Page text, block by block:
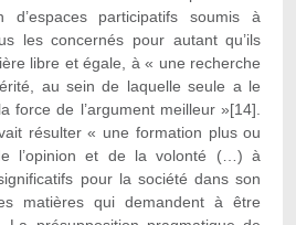
d’espaces participatifs soumis à
les concernés pour autant qu’ils
libre et égale, à « une recherche
au sein de laquelle seule a le
force de l’argument meilleur »[14].
résulter « une formation plus ou
l’opinion et de la volonté (…) à
pour la société dans son
matières qui demandent à être